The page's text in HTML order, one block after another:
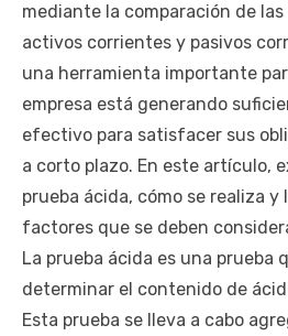
mediante la comparación de
activos corrientes y pasivos
una herramienta importante
empresa está generando
efectivo para satisfacer sus
a corto plazo. En este artículo,
prueba ácida, cómo se realiza y
factores que se deben
La prueba ácida es una prueba
determinar el contenido de
Esta prueba se lleva a cabo